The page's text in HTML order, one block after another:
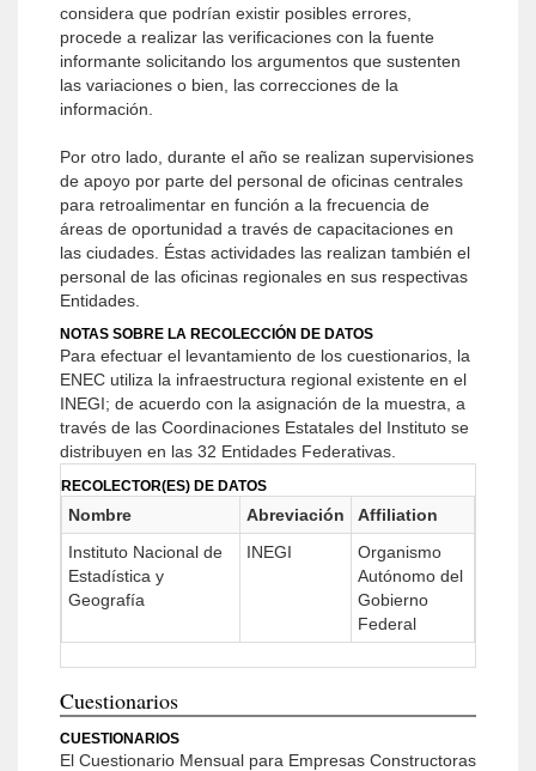
considera que podrían existir posibles errores,
procede a realizar las verificaciones con la fuente
informante solicitando los argumentos que sustenten
las variaciones o bien, las correcciones de la
información.
Por otro lado, durante el año se realizan supervisiones
de apoyo por parte del personal de oficinas centrales
para retroalimentar en función a la frecuencia de
áreas de oportunidad a través de capacitaciones en
las ciudades. Éstas actividades las realizan también el
personal de las oficinas regionales en sus respectivas
Entidades.
NOTAS SOBRE LA RECOLECCIÓN DE DATOS
Para efectuar el levantamiento de los cuestionarios, la
ENEC utiliza la infraestructura regional existente en el
INEGI; de acuerdo con la asignación de la muestra, a
través de las Coordinaciones Estatales del Instituto se
distribuyen en las 32 Entidades Federativas.
RECOLECTOR(ES) DE DATOS
Nombre Abreviación
Affiliation
Instituto Nacional de
Estadística y
Geografía
INEGI
Organismo
Autónomo del
Gobierno
Federal
Cuestionarios
CUESTIONARIOS
El Cuestionario Mensual para Empresas Constructoras